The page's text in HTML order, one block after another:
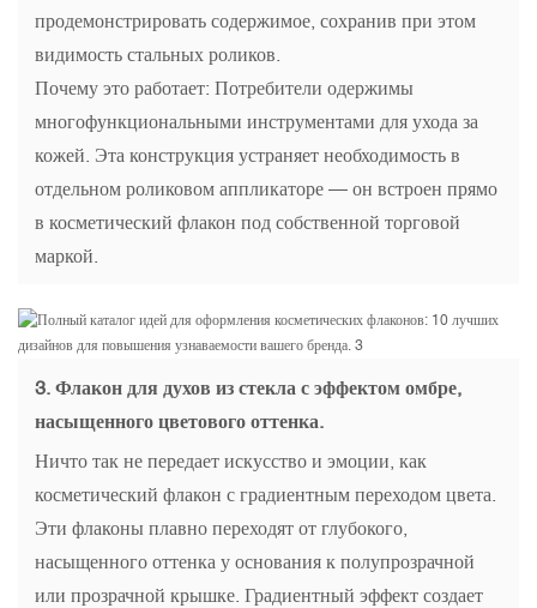
продемонстрировать содержимое, сохранив при этом
видимость стальных роликов.
Почему это работает: Потребители одержимы
многофункциональными инструментами для ухода за
кожей. Эта конструкция устраняет необходимость в
отдельном роликовом аппликаторе — он встроен прямо
в косметический флакон под собственной торговой
маркой.
3. Флакон для духов из стекла с эффектом омбре,
насыщенного цветового оттенка.
Ничто так не передает искусство и эмоции, как
косметический флакон с градиентным переходом цвета.
Эти флаконы плавно переходят от глубокого,
насыщенного оттенка у основания к полупрозрачной
или прозрачной крышке. Градиентный эффект создает